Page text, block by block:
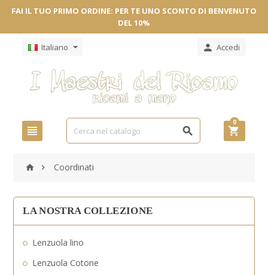
FAI IL TUO PRIMO ORDINE: PER TE UNO SCONTO DI BENVENUTO
DEL 10%
Italiano  Accedi
  
0
  Coordinati
LA NOSTRA COLLEZIONE
Lenzuola lino
Lenzuola Cotone